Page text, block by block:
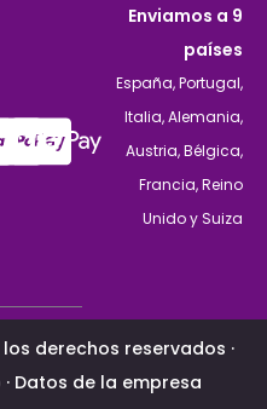
Enviamos a 9
países
España, Portugal,
Italia, Alemania,
Austria, Bélgica,
Francia, Reino
Unido y Suiza
derechos reservados ·
Datos de la empresa